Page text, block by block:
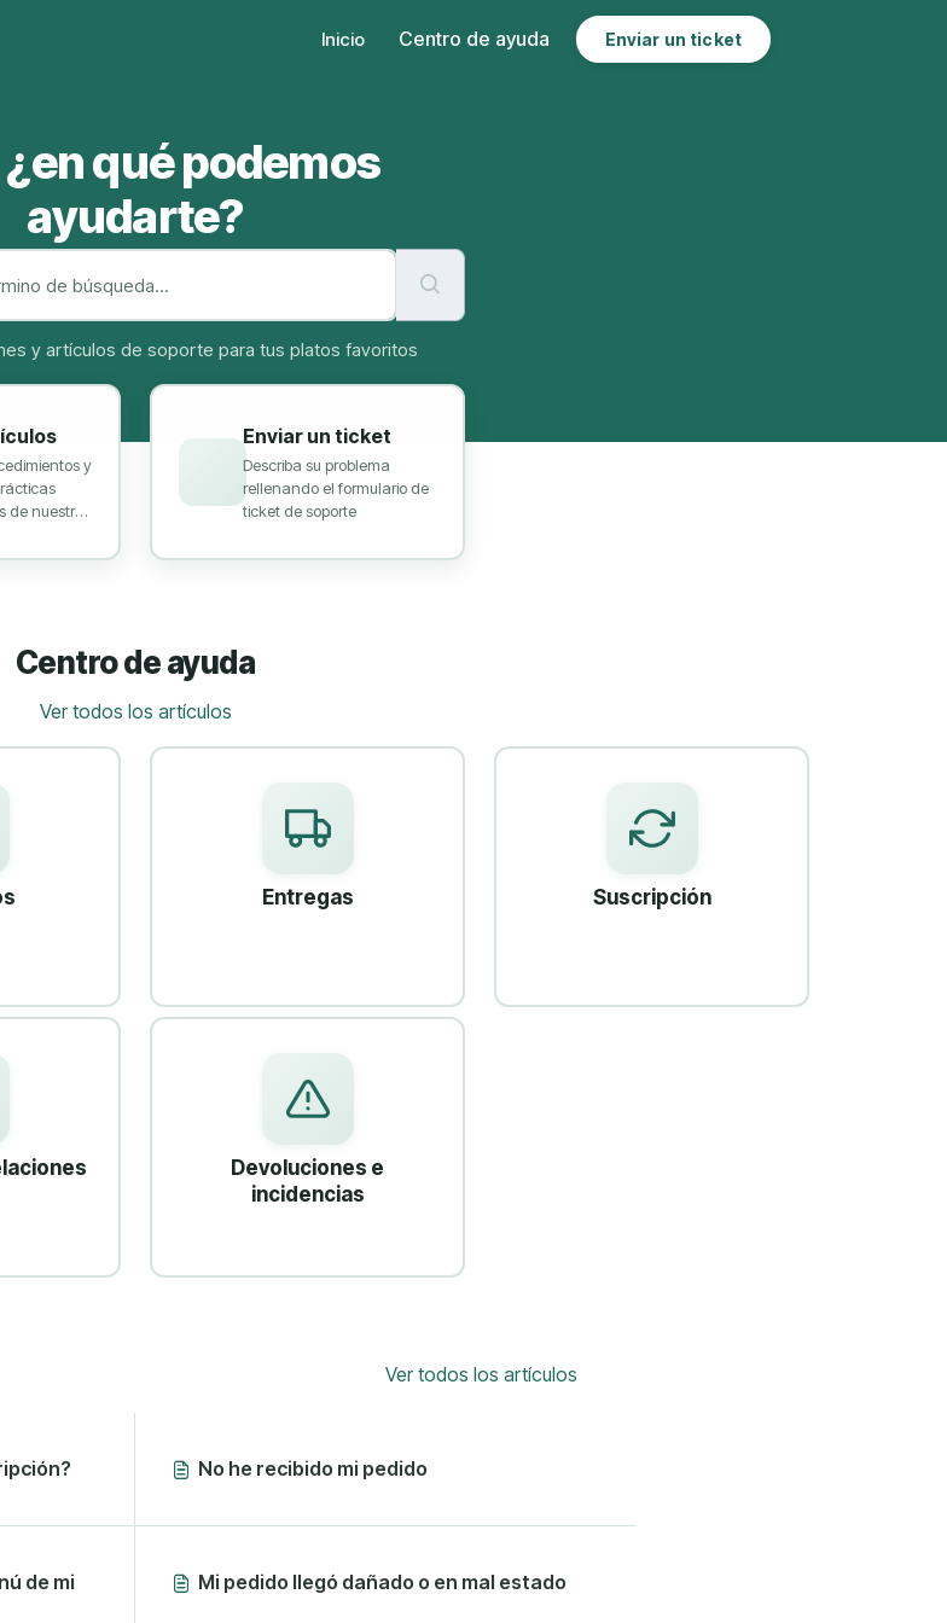
Inicio Enviar un ticket
y
de nuestra
Enviar un ticket
Describa su problema
rellenando el formulario de
ticket de soporte
Ver todos los artículos
Entregas Suscripción
Devoluciones e
incidencias
Ver todos los artículos
No he recibido mi pedido
de mi
Mi pedido llegó dañado o en mal estado